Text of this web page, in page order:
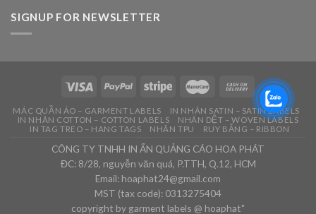
SIGNUP FOR NEWSLETTER
MÁC QUẦN ÁO – GARMENT LABELS
IN NHÃN SATIN – SATIN LABELS
IN NHÃN COTTON – COTTON LABELS
NHÃN DỆT – WOVEN LABELS
IN TAG TREO – HANG TAGS
NHÃN TPU RUY BĂNG – RIBBON
CÔNG TY TNHH IN ẤN QUẢNG CÁO HOA PHÁT
ĐC: 8/28, nguyễn văn quá, P.TTH, Q.12, HCM
Email: hoaphat24@gmail.com
MST (tax code): 0313275404
copyright by garment labels @ hoaphat"